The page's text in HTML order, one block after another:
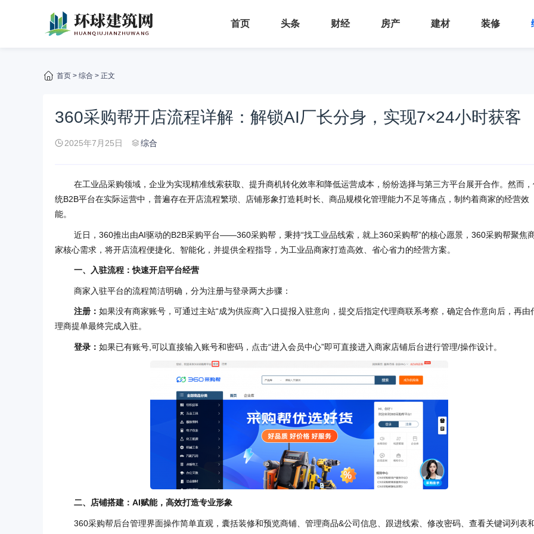
首页 头条 财经 房产 建材 装修
首页 > 综合 > 正文
360采购帮开店流程详解：解锁AI厂长分身，实现7×24小时获客
2025年7月25日 综合
在工业品采购领域，企业为实现精准线索获取、提升商机转化效率和降低运营成本，纷纷选择与第三方平台展开合作。然而
统B2B平台在实际运营中，普遍存在开店流程繁琐、店铺形象打造耗时长、商品规模化管理能力不足等痛点，制约着商家的经营效
能。
近日，360推出由AI驱动的B2B采购平台——360采购帮，秉持“找工业品线索，就上360采购帮”的核心愿景，360采购帮聚焦
家核心需求，将开店流程便捷化、智能化，并提供全程指导，为工业品商家打造高效、省心省力的经营方案。
一、 入驻流程：快速开启平台经营
商家入驻平台的流程简洁明确，分为注册与登录两大步骤：
注册： 如果没有商家账号，可通过主站“成为供应商”入口提报入驻意向，提交后指定代理商联系考察，确定合作意向后，再由
理商提单最终完成入驻。
登录： 如果已有账号,可以直接输入账号和密码，点击“进入会员中心”即可直接进入商家店铺后台进行管理/操作设计。
二、 店铺搭建： AI赋能， 高效打造专业形象
360采购帮后台管理界面操作简单直观，囊括装修和预览商铺、管理商品&公司信息、跟进线索、修改密码、查看关键词列表